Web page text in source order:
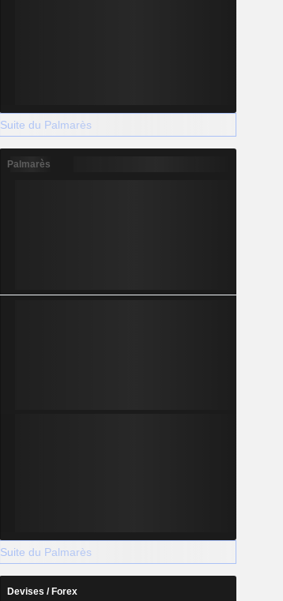
Suite du Palmarès
Palmarès
Suite du Palmarès
Devises / Forex